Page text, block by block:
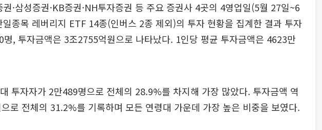
·삼성증권·KB증권·NH투자증권 등 주요 증권사 4곳의 4영업일(5월 27일~6
종목 레버리지 ETF 14종(인버스 2종 제외)의 투자 현황을 집계한 결과 투자
, 투자금액은 3조2755억원으로 나타났다. 1인당 평균 투자금액은 4623만
투자자가 2만489명으로 전체의 28.9%를 차지해 가장 많았다. 투자금액 역
로 전체의 31.2%를 기록하며 모든 연령대 가운데 가장 높은 비중을 보였다.